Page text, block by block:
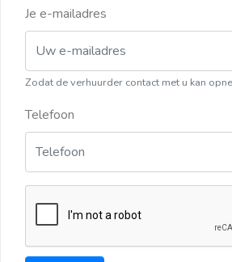
Je e-mailadres
Zodat de verhuurder contact met u kan
Telefoon